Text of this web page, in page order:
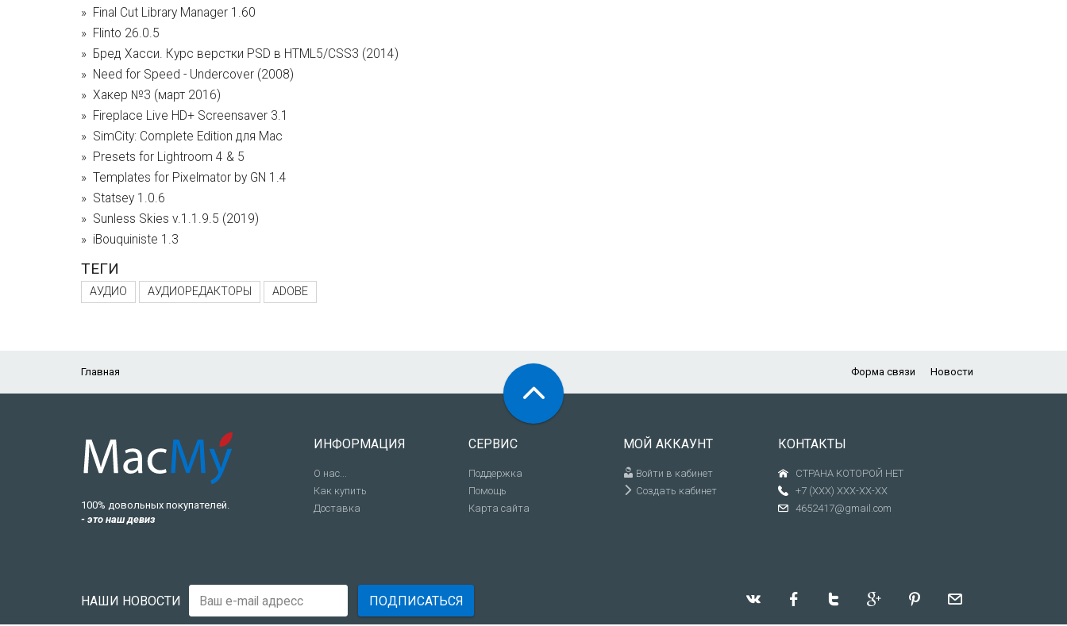
Final Cut Library Manager 1.60
Flinto 26.0.5
Бред Хасси. Курс верстки PSD в HTML5/CSS3 (2014)
Need for Speed - Undercover (2008)
Хакер №3 (март 2016)
Fireplace Live HD+ Screensaver 3.1
SimCity: Complete Edition для Mac
Presets for Lightroom 4 & 5
Templates for Pixelmator by GN 1.4
Statsey 1.0.6
Sunless Skies v.1.1.9.5 (2019)
iBouquiniste 1.3
ТЕГИ
АУДИО АУДИОРЕДАКТОРЫ ADOBE
Главная Форма связи Новости
100% довольных покупателей.
- это наш девиз
ИНФОРМАЦИЯ
О нас...
Как купить
Доставка
СЕРВИС
Поддержка
Помощь
Карта сайта
МОЙ АККАУНТ
Войти в кабинет
Создать кабинет
КОНТАКТЫ
СТРАНА КОТОРОЙ НЕТ
+7 (XXX) XXX-XX-XX
4652417@gmail.com
НАШИ НОВОСТИ ПОДПИСАТЬСЯ